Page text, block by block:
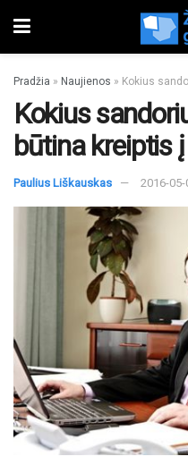
Pradžia » Naujienos » Kokius
Kokius
būtina kreiptis
Paulius Liškauskas 2016-05-